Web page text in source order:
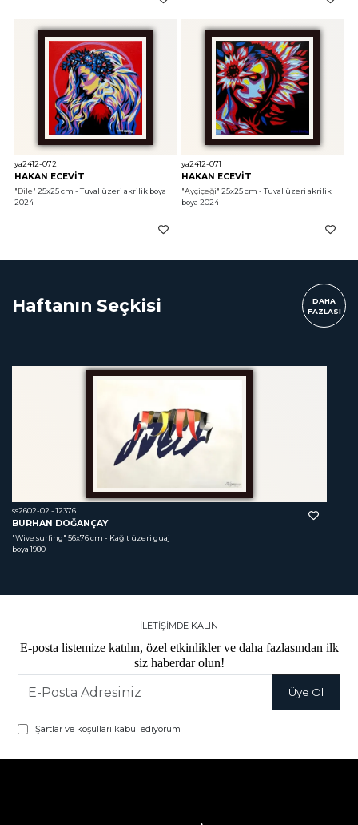
ya2412-072
HAKAN ECEVİT
"Dile" 25x25 cm - Tuval üzeri akrilik boya
2024
ya2412-071
HAKAN ECEVİT
"Ayçiçeği" 25x25 cm - Tuval üzeri akrilik
boya 2024
Haftanın Seçkisi
DAHA
FAZLASI
ss2602-02 - 12376
BURHAN DOĞANÇAY
"Wive surfing" 56x76 cm - Kağıt üzeri guaj
boya 1980
İLETİŞİMDE KALIN
E-posta listemize katılın, özel etkinlikler ve daha fazlasından ilk
siz haberdar olun!
Şartlar ve koşulları kabul ediyorum